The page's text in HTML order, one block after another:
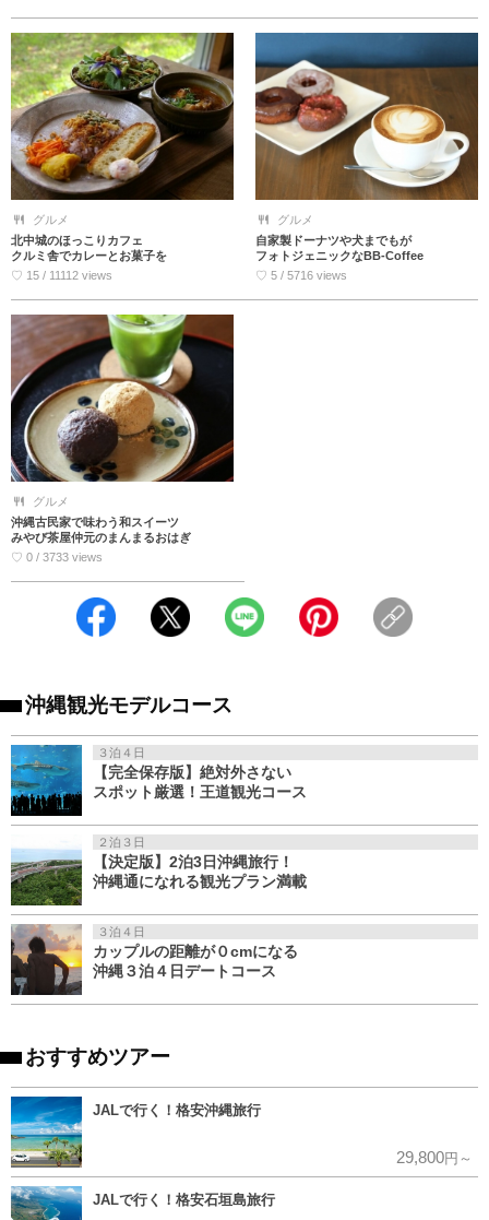
グルメ
北中城のほっこりカフェ
クルミ舎でカレーとお菓子を
♡ 15 / 11112 views
グルメ
自家製ドーナツや犬までもが
フォトジェニックなBB-Coffee
♡ 5 / 5716 views
グルメ
沖縄古民家で味わう和スイーツ
みやび茶屋仲元のまんまるおはぎ
♡ 0 / 3733 views
沖縄観光モデルコース
３泊４日
【完全保存版】絶対外さない
スポット厳選！王道観光コース
２泊３日
【決定版】2泊3日沖縄旅行！
沖縄通になれる観光プラン満載
３泊４日
カップルの距離が０cmになる
沖縄３泊４日デートコース
おすすめツアー
JALで行く！格安沖縄旅行
29,800円～
JALで行く！格安石垣島旅行